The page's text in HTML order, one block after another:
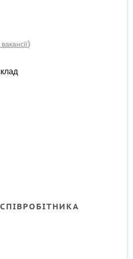
вакансії)